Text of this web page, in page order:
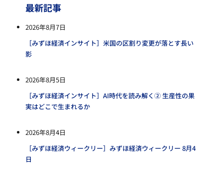
最新記事
2026年8月7日
［みずほ経済インサイト］米国の区割り変更が落とす長い
影
2026年8月5日
［みずほ経済インサイト］AI時代を読み解く② 生産性の果
実はどこで生まれるか
2026年8月4日
［みずほ経済ウィークリー］みずほ経済ウィークリー 8月4
日